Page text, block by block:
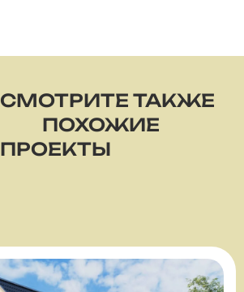
СМОТРИТЕ ТАКЖЕ
ПОХОЖИЕ
ПРОЕКТЫ